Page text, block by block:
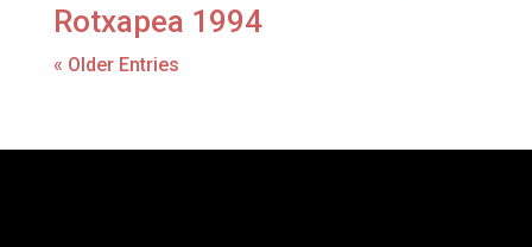
Rotxapea 1994
« Older Entries